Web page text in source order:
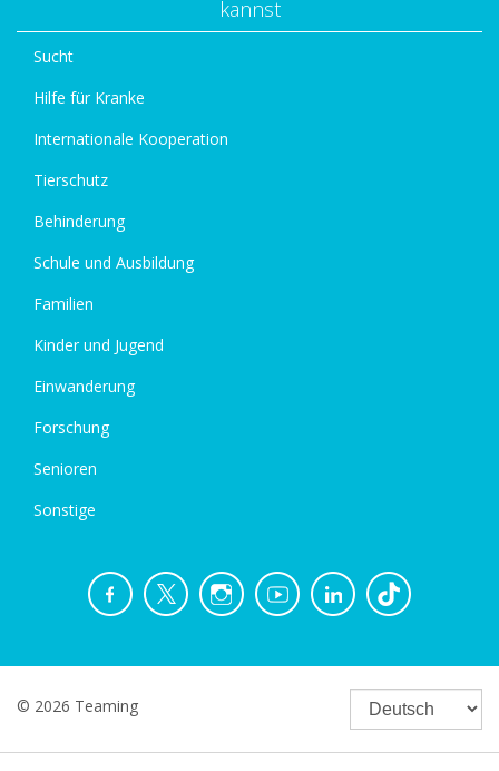
kannst
Sucht
Hilfe für Kranke
Internationale Kooperation
Tierschutz
Behinderung
Schule und Ausbildung
Familien
Kinder und Jugend
Einwanderung
Forschung
Senioren
Sonstige
© 2026 Teaming